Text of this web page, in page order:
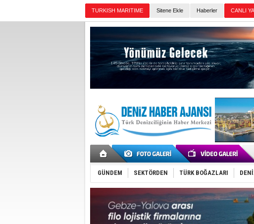
TURKISH MARITIME Sitene Ekle Haberler CANLI
GÜNDEM SEKTÖRDEN TÜRK BOĞAZLARI